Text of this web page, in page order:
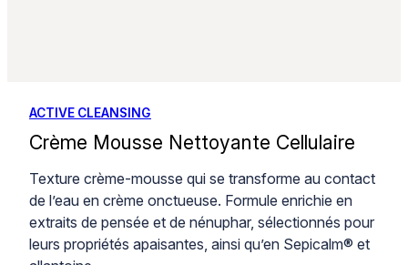
ACTIVE CLEANSING
Crème Mousse Nettoyante Cellulaire
Texture crème-mousse qui se transforme au contact
de l’eau en crème onctueuse. Formule enrichie en
extraits de pensée et de nénuphar, sélectionnés pour
leurs propriétés apaisantes, ainsi qu’en Sepicalm® et